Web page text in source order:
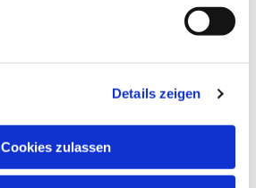
Details zeigen
Cookies zulassen